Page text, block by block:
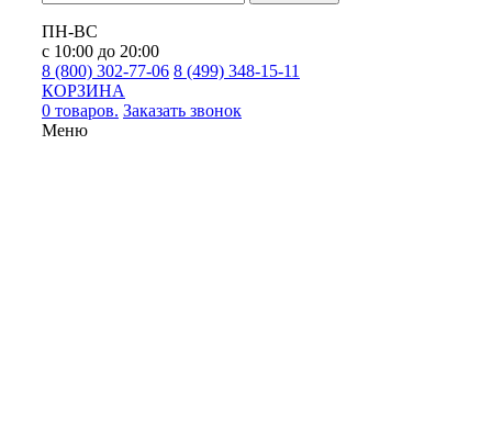
ПН-ВС
с 10:00 до 20:00
8 (800) 302-77-06 8 (499) 348-15-11
КОРЗИНА
0 товаров. Заказать звонок
Меню